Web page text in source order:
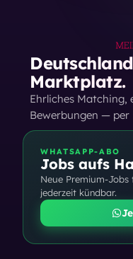
Marktplatz.
Ehrliches Matching,
Bewerbungen — per
WHATSAPP-ABO
Jobs aufs
Neue Premium-
jederzeit kündbar.